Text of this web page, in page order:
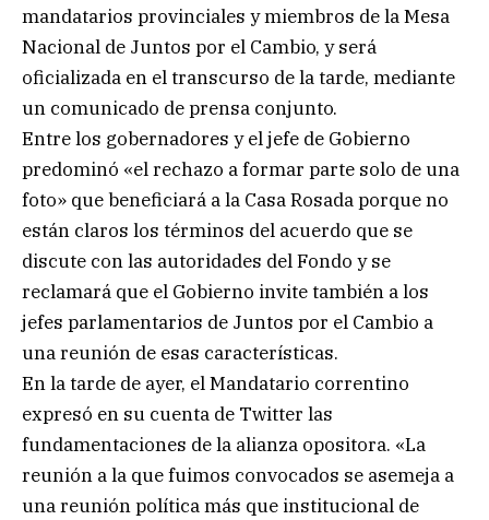
mandatarios provinciales y miembros de la Mesa
Nacional de Juntos por el Cambio, y será
oficializada en el transcurso de la tarde, mediante
un comunicado de prensa conjunto.
Entre los gobernadores y el jefe de Gobierno
predominó «el rechazo a formar parte solo de una
foto» que beneficiará a la Casa Rosada porque no
están claros los términos del acuerdo que se
discute con las autoridades del Fondo y se
reclamará que el Gobierno invite también a los
jefes parlamentarios de Juntos por el Cambio a
una reunión de esas características.
En la tarde de ayer, el Mandatario correntino
expresó en su cuenta de Twitter las
fundamentaciones de la alianza opositora. «La
reunión a la que fuimos convocados se asemeja a
una reunión política más que institucional de